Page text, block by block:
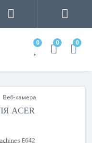
0 0 0
Веб-камера
ACER